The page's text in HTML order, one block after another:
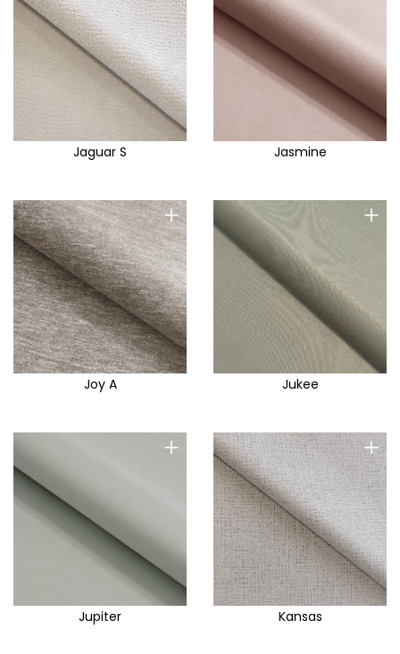
Jaguar S Jasmine
+
Joy A
+
Jukee
+
Jupiter
+
Kansas